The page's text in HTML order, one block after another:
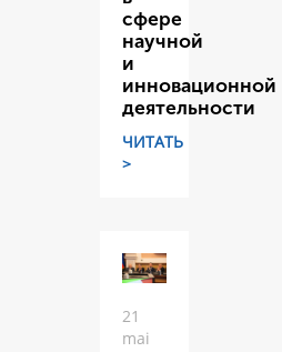
сфере
научной
и
инновационной
деятельности
ЧИТАТЬ
>
21
mai